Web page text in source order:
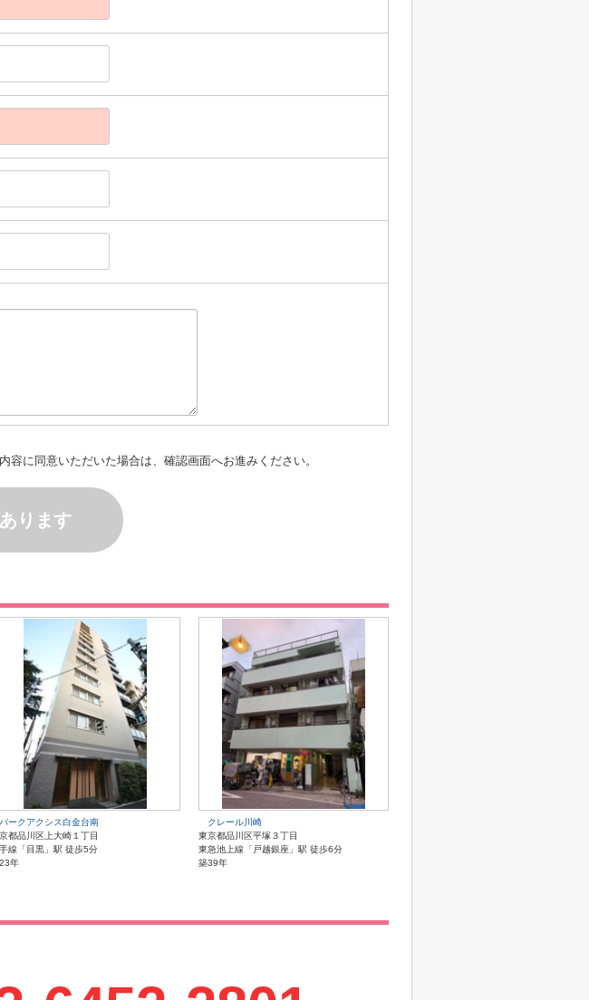
容に同意いただいた場合は、確認画面へお進みください。
ります
パークアクシス白金台南
都品川区上大崎１丁目
線「目黒」駅 徒歩5分
年
クレール川崎
東京都品川区平塚３丁目
東急池上線「戸越銀座」駅 徒歩6分
築39年